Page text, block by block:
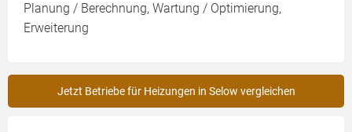
Planung / Berechnung, Wartung / Optimierung,
Erweiterung
Jetzt Betriebe für Heizungen in Selow vergleichen